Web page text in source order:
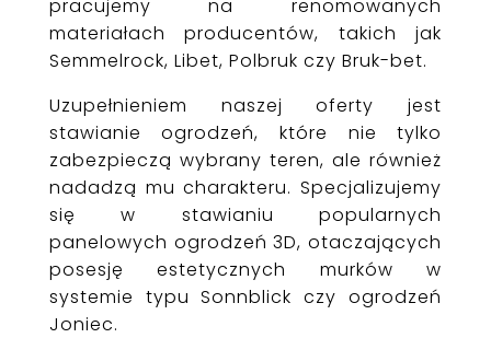
pracujemy na renomowanych
materiałach producentów, takich jak
Semmelrock, Libet, Polbruk czy Bruk-bet.
Uzupełnieniem naszej oferty jest
stawianie ogrodzeń, które nie tylko
zabezpieczą wybrany teren, ale również
nadadzą mu charakteru. Specjalizujemy
się w stawianiu popularnych
panelowych ogrodzeń 3D, otaczających
posesję estetycznych murków w
systemie typu Sonnblick czy ogrodzeń
Joniec.